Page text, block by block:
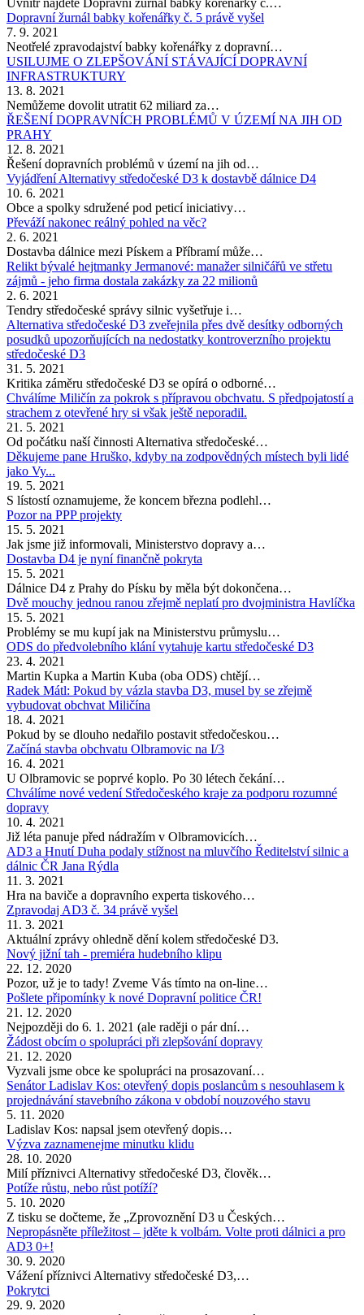
Dopravní žurnál babky kořenářky č. 5 právě vyšel
7. 9. 2021
Neotřelé zpravodajství babky kořenářky z dopravní…
USILUJME O ZLEPŠOVÁNÍ STÁVAJÍCÍ DOPRAVNÍ
INFRASTRUKTURY
13. 8. 2021
Nemůžeme dovolit utratit 62 miliard za…
ŘEŠENÍ DOPRAVNÍCH PROBLÉMŮ V ÚZEMÍ NA JIH OD
PRAHY
12. 8. 2021
Řešení dopravních problémů v území na jih od…
Vyjádření Alternativy středočeské D3 k dostavbě dálnice D4
10. 6. 2021
Obce a spolky sdružené pod peticí iniciativy…
Převáží nakonec reálný pohled na věc?
2. 6. 2021
Dostavba dálnice mezi Pískem a Příbramí může…
Relikt bývalé hejtmanky Jermanové: manažer silničářů ve střetu
zájmů - jeho firma dostala zakázky za 22 milionů
2. 6. 2021
Tendry středočeské správy silnic vyšetřuje i…
Alternativa středočeské D3 zveřejnila přes dvě desítky odborných
posudků upozorňujících na nedostatky kontroverzního projektu
středočeské D3
31. 5. 2021
Kritika záměru středočeské D3 se opírá o odborné…
Chválíme Miličín za pokrok s přípravou obchvatu. S předpojatostí a
strachem z otevřené hry si však ještě neporadil.
21. 5. 2021
Od počátku naší činnosti Alternativa středočeské…
Děkujeme pane Hruško, kdyby na zodpovědných místech byli lidé
jako Vy...
19. 5. 2021
S lístostí oznamujeme, že koncem března podlehl…
Pozor na PPP projekty
15. 5. 2021
Jak jsme již informovali, Ministerstvo dopravy a…
Dostavba D4 je nyní finančně pokryta
15. 5. 2021
Dálnice D4 z Prahy do Písku by měla být dokončena…
Dvě mouchy jednou ranou zřejmě neplatí pro dvojministra Havlíčka
15. 5. 2021
Problémy se mu kupí jak na Ministerstvu průmyslu…
ODS do předvolebního klání vytahuje kartu středočeské D3
23. 4. 2021
Martin Kupka a Martin Kuba (oba ODS) chtějí…
Radek Mátl: Pokud by vázla stavba D3, musel by se zřejmě
vybudovat obchvat Miličína
18. 4. 2021
Pokud by se dlouho nedařilo postavit středočeskou…
Začíná stavba obchvatu Olbramovic na I/3
16. 4. 2021
U Olbramovic se poprvé koplo. Po 30 létech čekání…
Chválíme nové vedení Středočeského kraje za podporu rozumné
dopravy
10. 4. 2021
Již léta panuje před nádražím v Olbramovicích…
AD3 a Hnutí Duha podaly stížnost na mluvčího Ředitelství silnic a
dálnic ČR Jana Rýdla
11. 3. 2021
Hra na baviče a dopravního experta tiskového…
Zpravodaj AD3 č. 34 právě vyšel
11. 3. 2021
Aktuální zprávy ohledně dění kolem středočeské D3.
Nový jižní tah - premiéra hudebního klipu
22. 12. 2020
Pozor, už je to tady! Zveme Vás tímto na on-line…
Pošlete připomínky k nové Dopravní politice ČR!
21. 12. 2020
Nejpozději do 6. 1. 2021 (ale raději o pár dní…
Žádost obcím o spolupráci při zlepšování dopravy
21. 12. 2020
Vyzvali jsme obce ke spolupráci na prosazovaní…
Senátor Ladislav Kos: otevřený dopis poslancům s nesouhlasem k
projednávání stavebního zákona v období nouzového stavu
5. 11. 2020
Ladislav Kos: napsal jsem otevřený dopis…
Výzva zaznamenejme minutku klidu
28. 10. 2020
Milí příznivci Alternativy středočeské D3, člověk…
Potíže růstu, nebo růst potíží?
5. 10. 2020
Z tisku se dočteme, že „Zprovoznění D3 u Českých…
Nepropásněte příležitost – jděte k volbám. Volte proti dálnici a pro
AD3 0+!
30. 9. 2020
Vážení příznivci Alternativy středočeské D3,…
Pokrytci
29. 9. 2020